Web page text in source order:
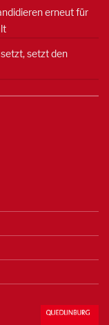
erneut für
setzt den